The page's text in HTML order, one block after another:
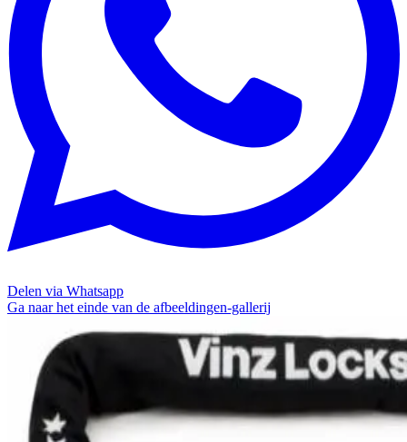
Delen via Whatsapp
Ga naar het einde van de afbeeldingen-gallerij